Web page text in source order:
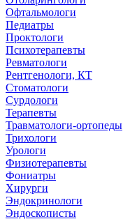
Офтальмологи
Педиатры
Проктологи
Психотерапевты
Ревматологи
Рентгенологи, КТ
Стоматологи
Сурдологи
Терапевты
Травматологи-ортопеды
Трихологи
Урологи
Физиотерапевты
Фониатры
Хирурги
Эндокринологи
Эндоскописты